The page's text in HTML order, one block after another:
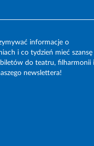
informacje o
i co tydzień mieć szansę
do teatru, filharmonii
newslettera!